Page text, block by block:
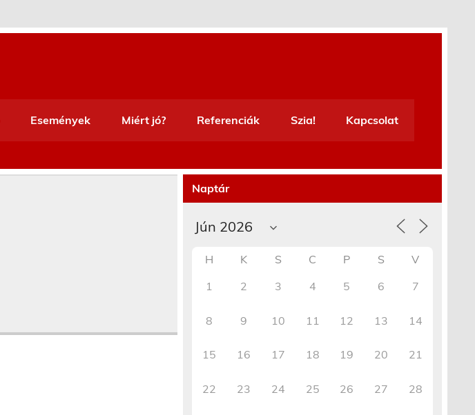
Események Miért jó? Referenciák Szia! Kapcsolat
Naptár
H K S C P S
V
1
2 3 4 5 6 7
8 9 10 11 12 13 14
15 16 17 18 19 20 21
22 23 24 25 26 27 28